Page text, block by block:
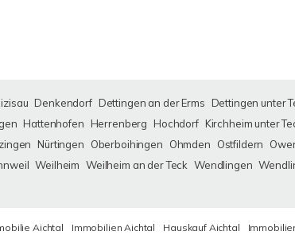
Denkendorf Dettingen an der Erms Dettingen unter
Hattenhofen Herrenberg Hochdorf Kirchheim unter
Nürtingen Oberboihingen Ohmden Ostfildern
Weilheim Weilheim an der Teck Wendlingen
Aichtal Immobilien Aichtal Hauskauf Aichtal